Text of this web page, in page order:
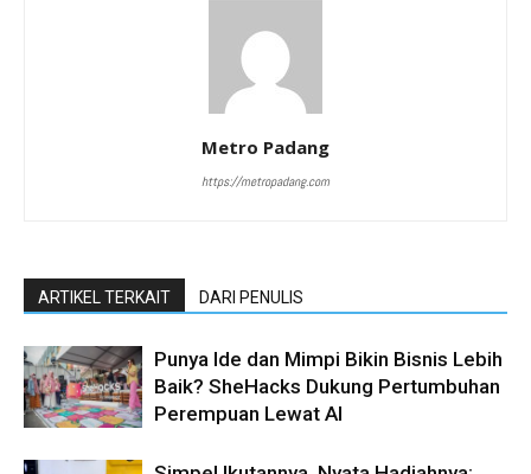
Metro Padang
https://metropadang.com
ARTIKEL TERKAIT DARI PENULIS
Punya Ide dan Mimpi Bikin Bisnis Lebih
Baik? SheHacks Dukung Pertumbuhan
Perempuan Lewat AI